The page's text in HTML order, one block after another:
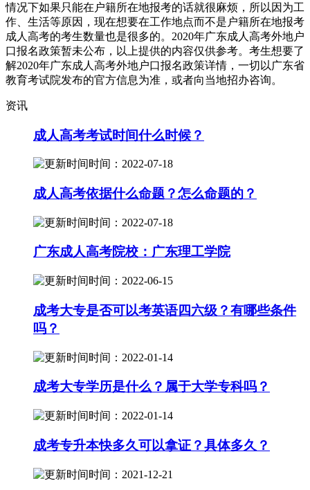
情况下如果只能在户籍所在地报考的话就很麻烦，所以因为工
作、生活等原因，现在想要在工作地点而不是户籍所在地报考
成人高考的考生数量也是很多的。2020年广东成人高考外地户
口报名政策暂未公布，以上提供的内容仅供参考。考生想要了
解2020年广东成人高考外地户口报名政策详情，一切以广东省
教育考试院发布的官方信息为准，或者向当地招办咨询。
资讯
成人高考考试时间什么时候？
时间：2022-07-18
成人高考依据什么命题？怎么命题的？
时间：2022-07-18
广东成人高考院校：广东理工学院
时间：2022-06-15
成考大专是否可以考英语四六级？有哪些条件
吗？
时间：2022-01-14
成考大专学历是什么？属于大学专科吗？
时间：2022-01-14
成考专升本快多久可以拿证？具体多久？
时间：2021-12-21